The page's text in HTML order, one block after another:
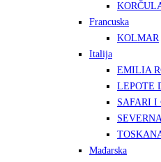
Francuska
KOLMAR
Italija
EMILIA
LEPOTE
SAFARI I
Mađarska